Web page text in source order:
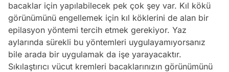
bacaklar için yapılabilecek pek çok şey var. Kıl kökü
görünümünü engellemek için kıl köklerini de alan bir
epilasyon yöntemi tercih etmek gerekiyor. Yaz
aylarında sürekli bu yöntemleri uygulayamıyorsanız
bile arada bir uygulamak da işe yarayacaktır.
Sıkılaştırıcı vücut kremleri bacaklarınızın görünümünü